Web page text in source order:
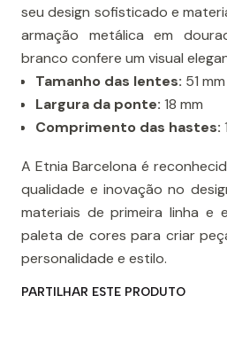
seu design sofisticado e
armação metálica em
branco confere um visual
Tamanho das lentes: 51 mm​
Largura da ponte: 18 mm
Comprimento das hastes:
A Etnia Barcelona é
qualidade e inovação no
materiais de primeira linha e
paleta de cores para criar
personalidade e estilo.
PARTILHAR ESTE PRODUTO